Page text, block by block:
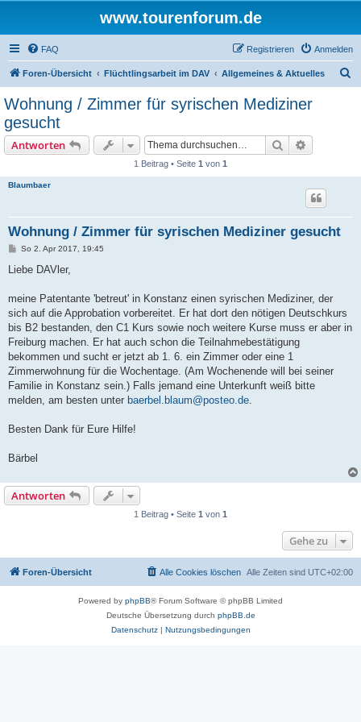
www.tourenforum.de
FAQ Anmelden
Registrieren
Foren-Übersicht Flüchtlingsarbeit im DAV Allgemeines & Aktuelles
Wohnung / Zimmer für syrischen Mediziner
gesucht
Antworten Suche
1 Beitrag • Seite 1 von 1
Blaumbaer
Wohnung / Zimmer für syrischen Mediziner gesucht
B
i
a
So 2. Apr 2017, 19:45
Liebe DAVler,
meine Patentante 'betreut' in Konstanz einen syrischen Mediziner, der
sich auf die Approbation vorbereitet. Er hat dort den nötigen Deutschkurs
bis B2 bestanden, den C1 Kurs sowie noch weitere Kurse muss er aber in
Freiburg machen. Er hat auch schon die Teilnahmebestätigung
bekommen und sucht er jetzt ab 1. 6. ein Zimmer oder eine 1
Zimmerwohnung für die Wochentage. (Am Wochenende will bei seiner
Familie in Konstanz sein.) Falls jemand eine Unterkunft weiß bitte
melden, am besten unter baerbel.blaum@posteo.de.
Besten Dank für Eure Hilfe!
Bärbel
Antworten
1 Beitrag • Seite 1 von 1
Gehe zu
Foren-Übersicht Alle Zeiten sind UTC+02:00
Alle Cookies löschen
Powered by phpBB® Forum Software © phpBB Limited
Deutsche Übersetzung durch phpBB.de
Datenschutz| Nutzungsbedingungen